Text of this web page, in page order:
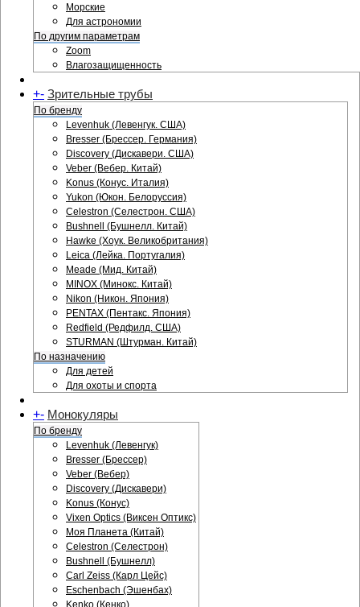
Морские
Для астрономии
По другим параметрам
Zoom
Влагозащищенность
+- Зрительные трубы
По бренду
Levenhuk (Левенгук. США)
Bresser (Брессер. Германия)
Discovery (Дискавери. США)
Veber (Вебер. Китай)
Konus (Конус. Италия)
Yukon (Юкон. Белоруссия)
Celestron (Селестрон. США)
Bushnell (Бушнелл. Китай)
Hawke (Хоук. Великобритания)
Leica (Лейка. Португалия)
Meade (Мид. Китай)
MINOX (Минокс. Китай)
Nikon (Никон. Япония)
PENTAX (Пентакс. Япония)
Redfield (Редфилд. США)
STURMAN (Штурман. Китай)
По назначению
Для детей
Для охоты и спорта
+- Монокуляры
По бренду
Levenhuk (Левенгук)
Bresser (Брессер)
Veber (Вебер)
Discovery (Дискавери)
Konus (Конус)
Vixen Optics (Виксен Оптикс)
Моя Планета (Китай)
Celestron (Селестрон)
Bushnell (Бушнелл)
Carl Zeiss (Карл Цейс)
Eschenbach (Эшенбах)
Kenko (Кенко)